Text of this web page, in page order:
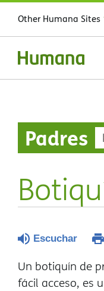
Other Humana Sites
Padres
Escuchar
Un botiquín de
fácil acceso, es